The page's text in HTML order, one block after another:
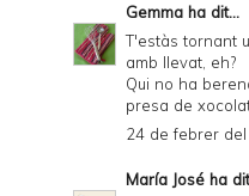
Gemma ha dit...
T'estàs tornant
amb llevat, eh?
Qui no ha
presa de
24 de febrer
María José ha